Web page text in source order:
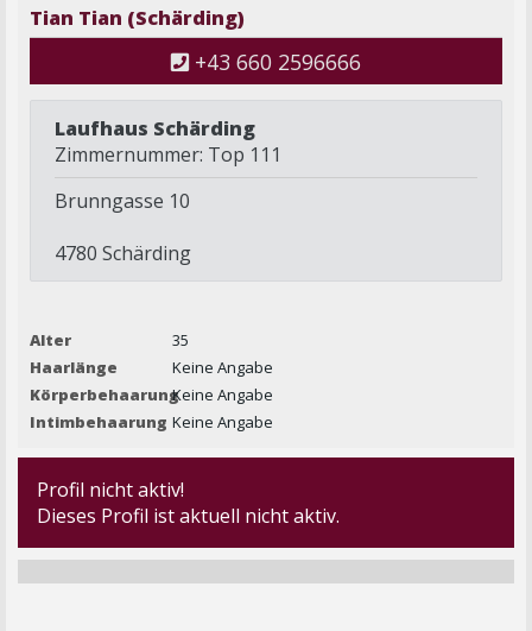
Tian Tian (Schärding)
+43 660 2596666
Laufhaus Schärding
Zimmernummer: Top 111
Brunngasse 10
4780 Schärding
Alter
35
Haarlänge
Keine Angabe
KörperbehaarungKeine Angabe
Intimbehaarung Keine Angabe
Profil nicht aktiv!
Dieses Profil ist aktuell nicht aktiv.